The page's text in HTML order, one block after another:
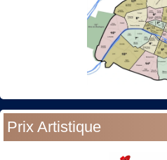
Prix Artistique